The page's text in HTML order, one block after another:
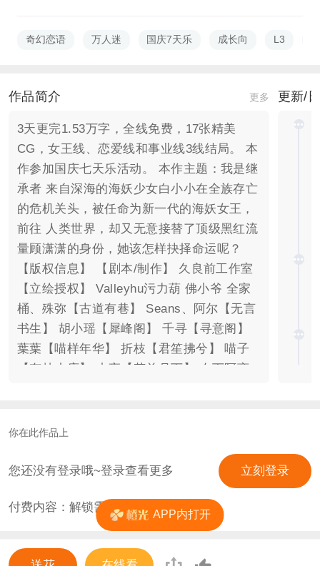
奇幻恋语 万人迷 国庆7天乐 成长向 L3
作品简介 更多
3天更完1.53万字，全线免费，17张精美
CG，女王线、恋爱线和事业线3线结局。 本
作参加国庆七天乐活动。 本作主题：我是继
承者 来自深海的海妖少女白小小在全族存亡
的危机关头，被任命为新一代的海妖女王，
前往 人类世界，却又无意接替了顶级黑红流
量顾潇潇的身份，她该怎样抉择命运呢？
【版权信息】 【剧本/制作】 久良前工作室
【立绘授权】 Valleyhu污力葫 佛小爷 全家
桶、殊弥【古道有巷】 Seans、阿尔【无言
书生】 胡小瑶【犀峰阁】 千寻【寻意阁】
葉葉【喵样年华】 折枝【君笙拂兮】 喵子
【有枝小店】 小夜【花前月下】 在下阿离
巷】/仱西【TB咕叽工作室】/小蜜蜂【岁如
绘】/织梦【无言书生】 【CG/素材/场景/Q
版/音乐/特效/黑科技】 Zain淡淡/银苍雪/全
家桶、老R【古道有巷】/Valleyhu污力葫/大
柳【疏楼曲】/柔树/翩跹【千歌】/暗中观察
BB【染霜华】/葉葉、七七酱【喵样年华】/
更新/
你在此作品上
您还没有登录哦~登录查看更多 立刻登录
付费内容：解锁需 0花
APP内打开